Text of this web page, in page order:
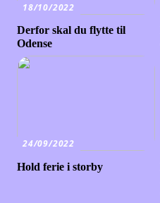
18/10/2022
Derfor skal du flytte til
Odense
24/09/2022
Hold ferie i storby